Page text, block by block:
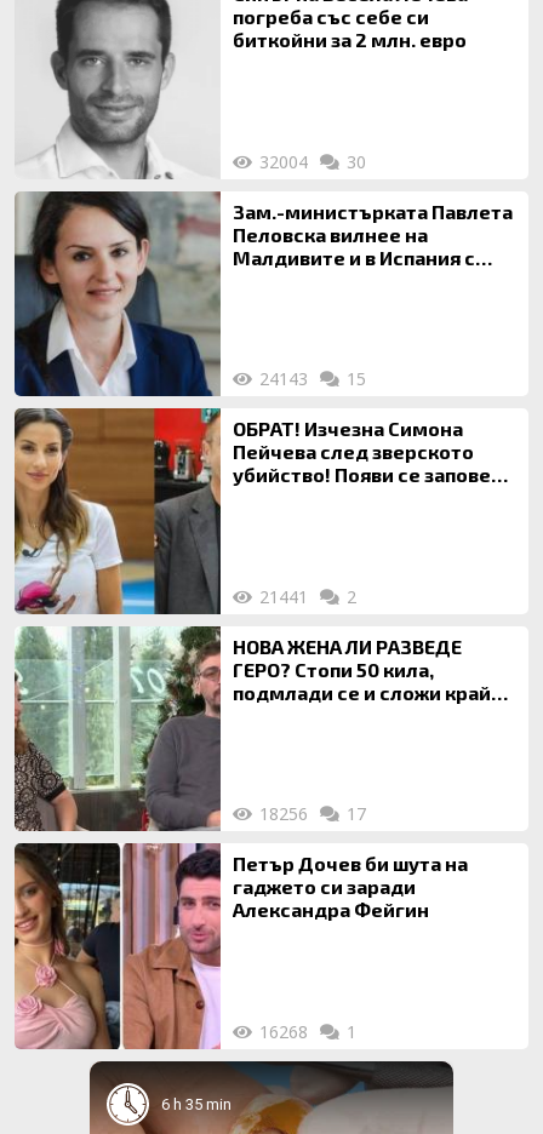
погреба със себе си
биткойни за 2 млн. евро
32004 30
Зам.-министърката Павлета
Пеловска вилнее на
Малдивите и в Испания с
24143 15
ОБРАТ! Изчезна Симона
Пейчева след зверското
убийство! Появи се заповед
21441 2
НОВА ЖЕНА ЛИ РАЗВЕДЕ
ГЕРО? Стопи 50 кила,
подмлади се и сложи край
18256 17
Петър Дочев би шута на
гаджето си заради
Александра Фейгин
16268 1
6 h 35 min